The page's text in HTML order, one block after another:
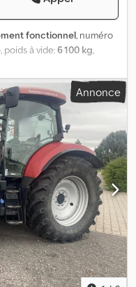
fonctionnel, numéro
, poids à vide:6 100 kg,
de l'espace de
de chargement:2 540
850 mm, longueur
mm, suspension:
des pneus:100
de construction:2026,
illustré n’est qu’un
selon les
bas, semi-remorque
avec 2 boulons de roi
de la zone des roues
mm de hauteur de
des roues, barre de
sur toute la largeur
Annonce